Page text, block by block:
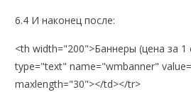
6.4 И наконец после:
<th width="200">Баннеры (цена за 1
type="text" name="wmbanner"
maxlength="30"></td></tr>